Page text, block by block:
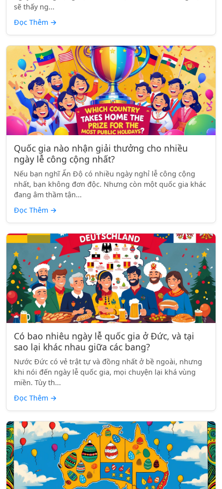
sẽ thấy ng...
Đọc Thêm →
Quốc gia nào nhận giải thưởng cho nhiều
ngày lễ công cộng nhất?
Nếu bạn nghĩ Ấn Độ có nhiều ngày nghỉ lễ công cộng
nhất, bạn không đơn độc. Nhưng còn một quốc gia khác
đang âm thầm tận...
Đọc Thêm →
Có bao nhiêu ngày lễ quốc gia ở Đức, và tại
sao lại khác nhau giữa các bang?
Nước Đức có vẻ trật tự và đồng nhất ở bề ngoài, nhưng
khi nói đến ngày lễ quốc gia, mọi chuyện lại khá vùng
miền. Tùy th...
Đọc Thêm →